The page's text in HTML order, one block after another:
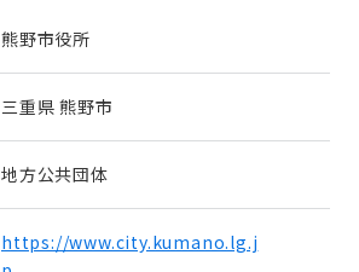
熊野市役所
三重県 熊野市
地方公共団体
https://www.city.kumano.lg.j